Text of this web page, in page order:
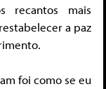
recantos mais
a paz
foi como se eu